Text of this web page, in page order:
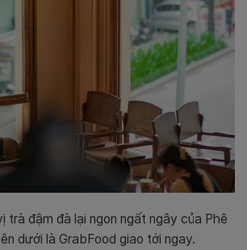
trà đậm đà lại ngon ngất ngây của Phê
dưới là GrabFood giao tới ngay.